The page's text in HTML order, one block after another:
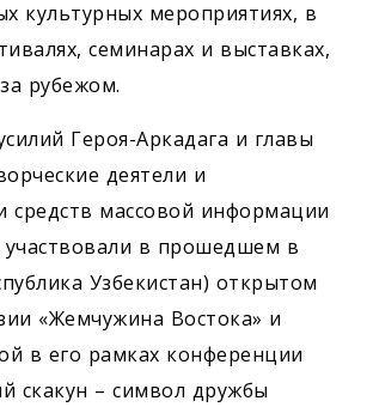
культурных мероприятиях, в
семинарах и выставках,
рубежом.
Героя-­Аркадага и главы
деятели и
средств массовой информации
в прошедшем в
Узбекистан) открытом
«Жемчужина Востока» и
в его рамках конференции
скакун – символ дружбы